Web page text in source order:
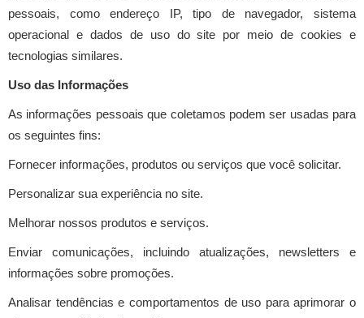
pessoais, como endereço IP, tipo de navegador, sistema
operacional e dados de uso do site por meio de cookies e
tecnologias similares.
Uso das Informações
As informações pessoais que coletamos podem ser usadas para
os seguintes fins:
Fornecer informações, produtos ou serviços que você solicitar.
Personalizar sua experiência no site.
Melhorar nossos produtos e serviços.
Enviar comunicações, incluindo atualizações, newsletters e
informações sobre promoções.
Analisar tendências e comportamentos de uso para aprimorar o